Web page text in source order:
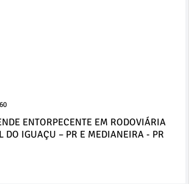
ENTORPECENTE EM RODOVIÁRIA
DO IGUAÇU – PR E MEDIANEIRA - PR